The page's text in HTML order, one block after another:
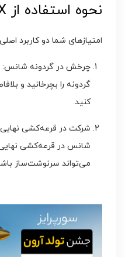
نحوه استفاده از VFX
امتیازهای شما دو کاربرد
گردونه را بچرخانید و
کنید.
شانس در قرعه‌کشی نهایی
می‌تواند سرنوشت‌ساز